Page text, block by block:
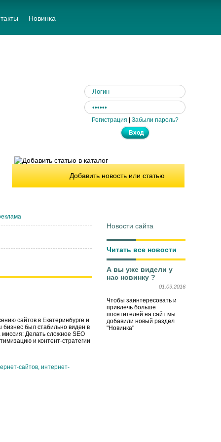
Новинка
Регистрация | Забыли пароль?
Добавить новость или статью
сайтов в Екатеринбурге и
был стабильно виден в
Делать сложное SEO
и контент-стратегии
сайтов, интернет-
Новости сайта
Читать все новости
А вы уже видели у
нас новинку ?
01.09.2016
Чтобы заинтересовать и
привлечь больше
посетителей на сайт мы
добавили новый раздел
"Новинка"